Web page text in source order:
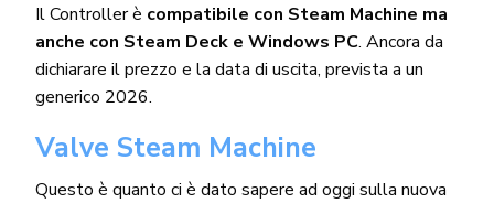
Il Controller è compatibile con Steam Machine ma
anche con Steam Deck e Windows PC. Ancora da
dichiarare il prezzo e la data di uscita, prevista a un
generico 2026.
Valve Steam Machine
Questo è quanto ci è dato sapere ad oggi sulla nuova